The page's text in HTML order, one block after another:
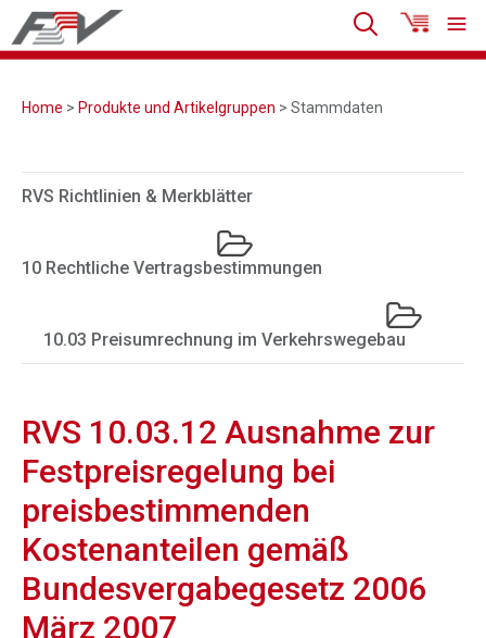
Home > Produkte und Artikelgruppen > Stammdaten
RVS Richtlinien & Merkblätter
10 Rechtliche Vertragsbestimmungen
10.03 Preisumrechnung im Verkehrswegebau
RVS 10.03.12 Ausnahme zur
Festpreisregelung bei
preisbestimmenden
Kostenanteilen gemäß
Bundesvergabegesetz 2006
März 2007